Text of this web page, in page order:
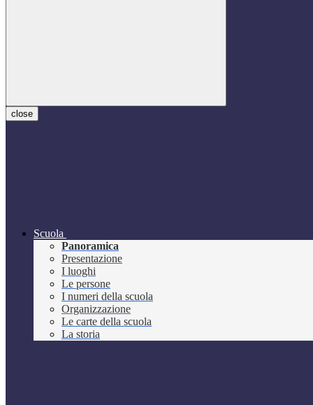
close
Scuola
Panoramica
Presentazione
I luoghi
Le persone
I numeri della scuola
Organizzazione
Le carte della scuola
La storia